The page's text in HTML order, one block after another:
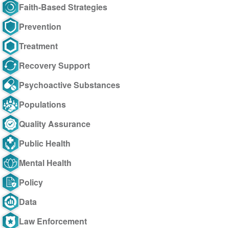
Faith-Based Strategies
Prevention
Treatment
Recovery Support
Psychoactive Substances
Populations
Quality Assurance
Public Health
Mental Health
Policy
Data
Law Enforcement